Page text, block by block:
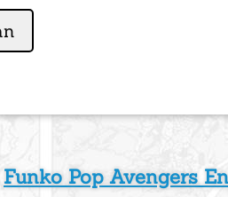
Funko Pop Avengers